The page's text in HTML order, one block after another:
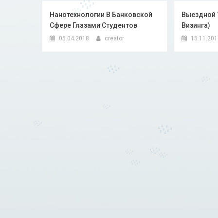
Нанотехнологии В Банковской
Сфере Глазами Студентов
05.04.2018 creator
Выездной
Визинга)